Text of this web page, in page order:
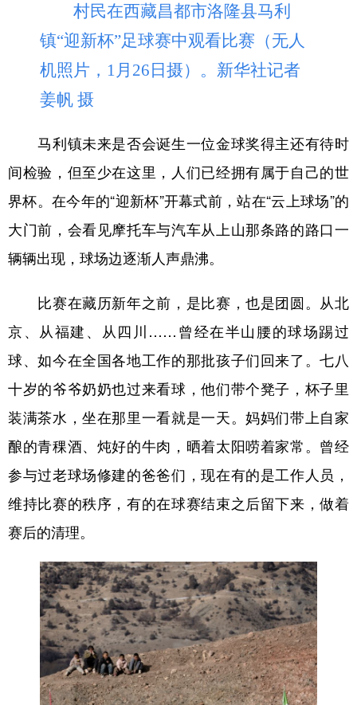
村民在西藏昌都市洛隆县马利
镇“迎新杯”足球赛中观看比赛（无人
机照片，1月26日摄）。新华社记者
姜帆 摄
马利镇未来是否会诞生一位金球奖得主还有待时
间检验，但至少在这里，人们已经拥有属于自己的世
界杯。在今年的“迎新杯”开幕式前，站在“云上球场”的
大门前，会看见摩托车与汽车从上山那条路的路口一
辆辆出现，球场边逐渐人声鼎沸。
比赛在藏历新年之前，是比赛，也是团圆。从北
京、从福建、从四川……曾经在半山腰的球场踢过
球、如今在全国各地工作的那批孩子们回来了。七八
十岁的爷爷奶奶也过来看球，他们带个凳子，杯子里
装满茶水，坐在那里一看就是一天。妈妈们带上自家
酿的青稞酒、炖好的牛肉，晒着太阳唠着家常。曾经
参与过老球场修建的爸爸们，现在有的是工作人员，
维持比赛的秩序，有的在球赛结束之后留下来，做着
赛后的清理。